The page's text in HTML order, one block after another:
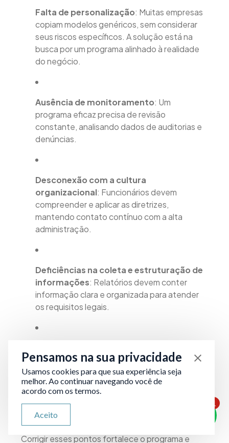
Falta de personalização: Muitas empresas
copiam modelos genéricos, sem considerar
seus riscos específicos. A solução está na
busca por um programa alinhado à realidade
do negócio.
Ausência de monitoramento: Um
programa eficaz precisa de revisão
constante, analisando dados de auditorias e
denúncias.
Desconexão com a cultura
organizacional: Funcionários devem
compreender e aplicar as diretrizes,
mantendo contato contínuo com a alta
administração.
Deficiências na coleta e estruturação de
informações: Relatórios devem conter
informação clara e organizada para atender
os requisitos legais.
órgãos de controle : A empresa deve seguir
rigorosamente os outros requisitos exigidos
para garantir segurança e conformidade.
Corrigir esses pontos fortalece o programa e
1
Pensamos na sua privacidade
Usamos cookies para que sua experiência seja
melhor. Ao continuar navegando você de
acordo com os termos.
Aceito